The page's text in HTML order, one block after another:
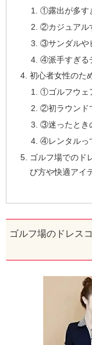
①露出が多す
②カジュアル
③サンダルや
④派手すぎる
初心者女性のた
①ゴルフウェ
②初ラウンド
③迷ったとき
④レンタルっ
ゴルフ場でのド
び方や快適アイ
ゴルフ場のドレス